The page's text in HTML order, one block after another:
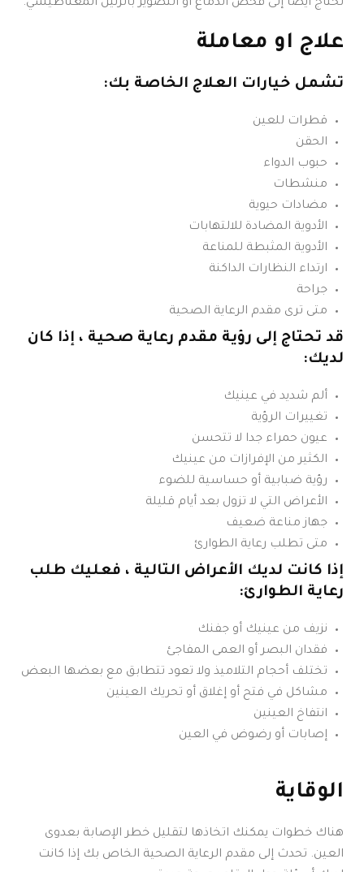
تحتاج أيضًا إلى فحص الدماغ أو التصوير بالرنين المغناطيسي.
علاج او معاملة
تشمل خيارات العلاج الخاصة بك:
قطرات للعين
الحقن
حبوب الدواء
منشطات
مضادات حيوية
الأدوية المضادة للالتهابات
الأدوية المثبطة للمناعة
ارتداء النظارات الداكنة
جراحة
متى ترى مقدم الرعاية الصحية
قد تحتاج إلى رؤية مقدم رعاية صحية ، إذا كان
لديك:
ألم شديد في عينيك
تغييرات الرؤية
عيون حمراء جدا لا تتحسن
الكثير من الإفرازات من عينيك
رؤية ضبابية أو حساسية للضوء
الأعراض التي لا تزول بعد أيام قليلة
جهاز مناعة ضعيف
متى تطلب رعاية الطوارئ
إذا كانت لديك الأعراض التالية ، فعليك طلب
رعاية الطوارئ:
نزيف من عينيك أو جفنك
فقدان البصر أو العمى المفاجئ
تختلف أحجام التلاميذ ولا تعود تتطابق مع بعضها البعض
مشاكل في فتح أو إغلاق أو تحريك العينين
انتفاخ العينين
إصابات أو رضوض في العين
الوقاية
هناك خطوات يمكنك اتخاذها لتقليل خطر الإصابة بعدوى
العين. تحدث إلى مقدم الرعاية الصحية الخاص بك إذا كانت